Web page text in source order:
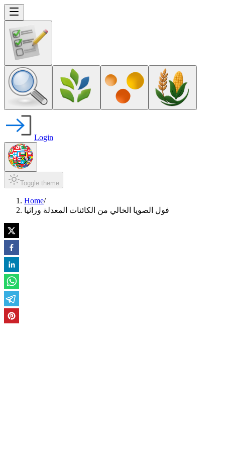
Login
Toggle theme
Home/
فول الصويا الخالي من الكائنات المعدلة وراثيا